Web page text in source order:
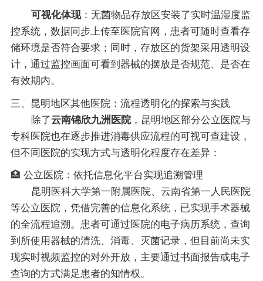
可视化体现：无菌物品存放区安装了实时温湿度监
控系统，数据同步上传至医院官网，患者可随时查看存
储环境是否符合要求；同时，存放区的货架采用透明设
计，通过监控画面可看到器械的摆放是否规范、是否在
有效期内。
三、昆明地区其他医院：流程透明化的探索与实践
除了云南锦欣九洲医院，昆明地区部分公立医院与
专科医院也在逐步推进消毒供应流程的可视可查建设，
但不同医院的实现方式与透明化程度存在差异：
🏥 公立医院：依托信息化平台实现追溯管理
昆明医科大学第一附属医院、云南省第一人民医院
等公立医院，凭借完善的信息化系统，已实现手术器械
的全流程追溯。患者可通过医院的电子病历系统，查询
到所使用器械的清洗、消毒、灭菌记录，但目前尚未实
现实时视频监控的对外开放，主要通过书面报告或电子
查询的方式满足患者的知情权。